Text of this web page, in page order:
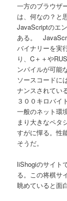
一方のブラウザ
は、何なの？と
JavaScriptのエ
ある。
バイナリーを実
り、C＋＋や
ンパイルが可能
ソースコードに
ナンスされてい
３００キロバイ
一般のネット環
まり大きなペタ
すがに憚る。性
そうだ。
liShogiのサイト
る。この将棋サ
眺めていると面